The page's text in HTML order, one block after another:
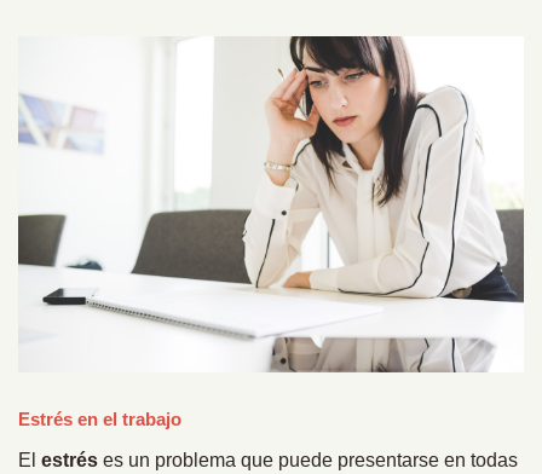
Estrés en el trabajo
El estrés es un problema que puede presentarse en todas